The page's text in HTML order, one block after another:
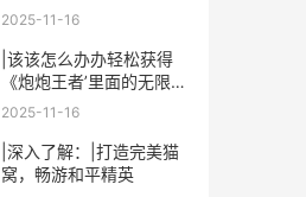
2025-11-16
|该该怎么办办轻松获得
《炮炮王者’里面的无限金
币和星星|
2025-11-16
|深入了解：|打造完美猫
窝，畅游和平精英